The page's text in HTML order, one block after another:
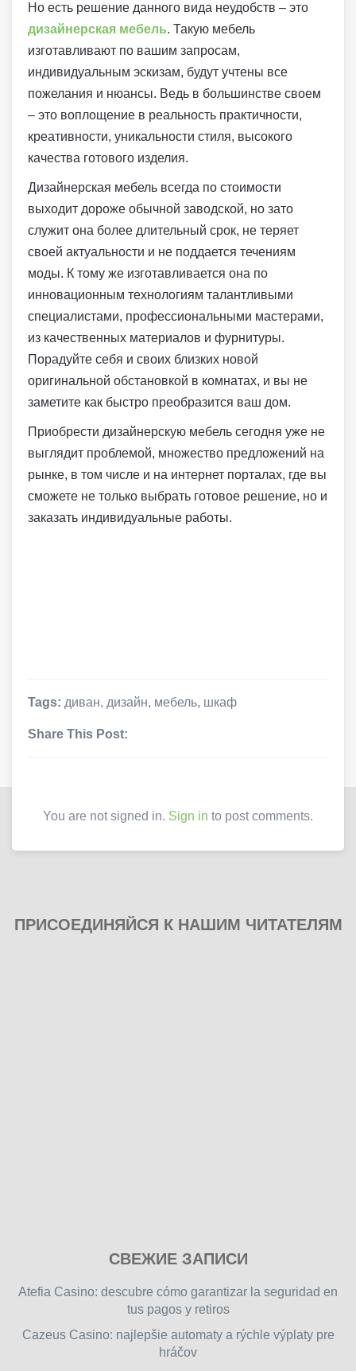
Но есть решение данного вида неудобств – это
дизайнерская мебель. Такую мебель
изготавливают по вашим запросам,
индивидуальным эскизам, будут учтены все
пожелания и нюансы. Ведь в большинстве своем
– это воплощение в реальность практичности,
креативности, уникальности стиля, высокого
качества готового изделия.
Дизайнерская мебель всегда по стоимости
выходит дороже обычной заводской, но зато
служит она более длительный срок, не теряет
своей актуальности и не поддается течениям
моды. К тому же изготавливается она по
инновационным технологиям талантливыми
специалистами, профессиональными мастерами,
из качественных материалов и фурнитуры.
Порадуйте себя и своих близких новой
оригинальной обстановкой в комнатах, и вы не
заметите как быстро преобразится ваш дом.
Приобрести дизайнерскую мебель сегодня уже не
выглядит проблемой, множество предложений на
рынке, в том числе и на интернет порталах, где вы
сможете не только выбрать готовое решение, но и
заказать индивидуальные работы.
Tags: диван, дизайн, мебель, шкаф
Share This Post:
You are not signed in. Sign in to post comments.
ПРИСОЕДИНЯЙСЯ К НАШИМ ЧИТАТЕЛЯМ
free
games
СВЕЖИЕ ЗАПИСИ
Atefia Casino: descubre cómo garantizar la seguridad en
tus pagos y retiros
Cazeus Casino: najlepšie automaty a rýchle výplaty pre
hráčov